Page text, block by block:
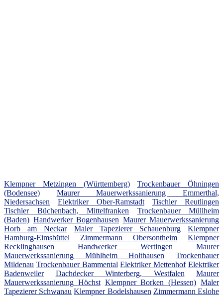
Klempner Metzingen (Württemberg)
Trockenbauer Öhningen
(Bodensee)
Maurer Mauerwerkssanierung Emmerthal,
Niedersachsen
Elektriker Ober-Ramstadt
Tischler Reutlingen
Tischler Büchenbach, Mittelfranken
Trockenbauer Müllheim
(Baden) Handwerker Bogenhausen Maurer Mauerwerkssanierung
Horb am Neckar
Maler Tapezierer Schauenburg
Klempner
Hamburg-Eimsbüttel
Zimmermann Obersontheim
Klempner
Recklinghausen
Handwerker Wertingen
Maurer
Mauerwerkssanierung Mühlheim Holthausen
Trockenbauer
Mildenau Trockenbauer Bammental Elektriker Mettenhof Elektriker
Badenweiler
Dachdecker Winterberg, Westfalen
Maurer
Mauerwerkssanierung Höchst Klempner Borken (Hessen) Maler
Tapezierer Schwanau Klempner Bodelshausen Zimmermann Eslohe